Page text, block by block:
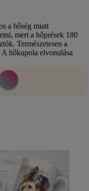
a hőség miatt
mert a hőprések 180
Természetesen a
hőkupola elvonulása